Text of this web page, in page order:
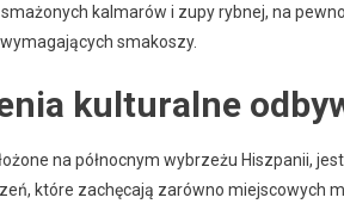
kalmarów i zupy rybnej, na
smakoszy.
kulturalne
na północnym wybrzeżu Hiszpanii,
które zachęcają zarówno miejscowych